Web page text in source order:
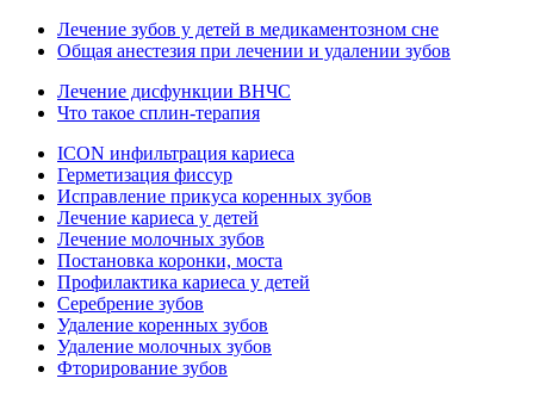
Лечение зубов у детей в медикаментозном сне
Общая анестезия при лечении и удалении зубов
Лечение дисфункции ВНЧС
Что такое сплин-терапия
ICON инфильтрация кариеса
Герметизация фиссур
Исправление прикуса коренных зубов
Лечение кариеса у детей
Лечение молочных зубов
Постановка коронки, моста
Профилактика кариеса у детей
Серебрение зубов
Удаление коренных зубов
Удаление молочных зубов
Фторирование зубов